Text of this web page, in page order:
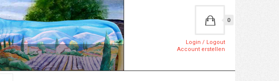
0
Login / Logout
Account erstellen